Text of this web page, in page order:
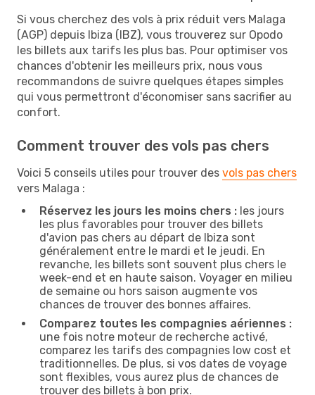
Si vous cherchez des vols à prix réduit vers Malaga
(AGP) depuis Ibiza (IBZ), vous trouverez sur Opodo
les billets aux tarifs les plus bas. Pour optimiser vos
chances d'obtenir les meilleurs prix, nous vous
recommandons de suivre quelques étapes simples
qui vous permettront d'économiser sans sacrifier au
confort.
Comment trouver des vols pas chers
Voici 5 conseils utiles pour trouver des vols pas chers
vers Malaga :
Réservez les jours les moins chers : les jours
les plus favorables pour trouver des billets
d'avion pas chers au départ de Ibiza sont
généralement entre le mardi et le jeudi. En
revanche, les billets sont souvent plus chers le
week-end et en haute saison. Voyager en milieu
de semaine ou hors saison augmente vos
chances de trouver des bonnes affaires.
Comparez toutes les compagnies aériennes :
une fois notre moteur de recherche activé,
comparez les tarifs des compagnies low cost et
traditionnelles. De plus, si vos dates de voyage
sont flexibles, vous aurez plus de chances de
trouver des billets à bon prix.